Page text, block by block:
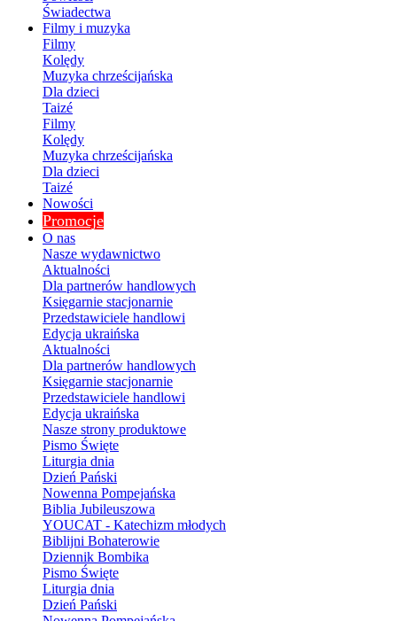
Świadectwa
Filmy i muzyka
Filmy
Kolędy
Muzyka chrześcijańska
Dla dzieci
Taizé
Filmy
Kolędy
Muzyka chrześcijańska
Dla dzieci
Taizé
Nowości
Promocje
O nas
Nasze wydawnictwo
Aktualności
Dla partnerów handlowych
Księgarnie stacjonarnie
Przedstawiciele handlowi
Edycja ukraińska
Aktualności
Dla partnerów handlowych
Księgarnie stacjonarnie
Przedstawiciele handlowi
Edycja ukraińska
Nasze strony produktowe
Pismo Święte
Liturgia dnia
Dzień Pański
Nowenna Pompejańska
Biblia Jubileuszowa
YOUCAT - Katechizm młodych
Biblijni Bohaterowie
Dziennik Bombika
Pismo Święte
Liturgia dnia
Dzień Pański